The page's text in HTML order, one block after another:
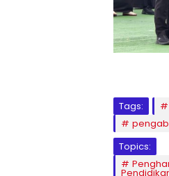
Tags:
Topics: